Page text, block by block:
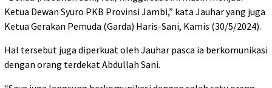
Ketua Dewan Syuro PKB Provinsi Jambi,” kata Jauhar yang juga
Ketua Gerakan Pemuda (Garda) Haris-Sani, Kamis (30/5/2024).
Hal tersebut juga diperkuat oleh Jauhar pasca ia berkomunikasi
dengan orang terdekat Abdullah Sani.